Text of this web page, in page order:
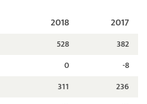
2018 2017
528
382
0
-8
311
236